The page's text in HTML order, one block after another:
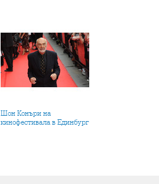
Шон Конъри на
кинофестивала в Единбург